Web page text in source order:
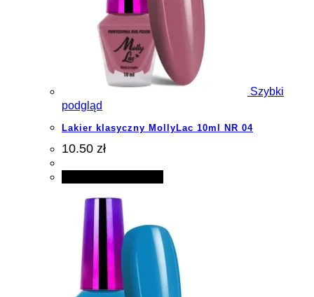
Szybki
podgląd
Lakier klasyczny MollyLac 10ml NR 04
10.50 zł